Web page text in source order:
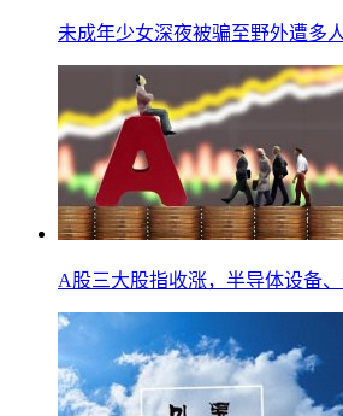
未成年少女深夜被骗至野外遭多
A股三大股指收涨，半导体设备